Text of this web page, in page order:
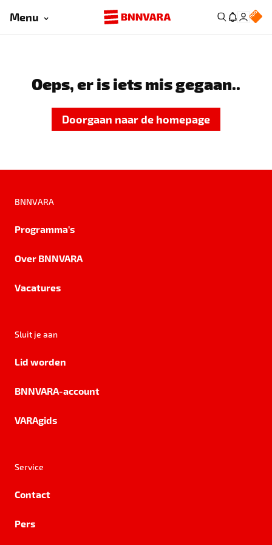
Menu
Oeps, er is iets mis gegaan..
Doorgaan naar de homepage
BNNVARA
Programma's
Over BNNVARA
Vacatures
Sluit je aan
Lid worden
BNNVARA-account
VARAgids
Service
Contact
Pers